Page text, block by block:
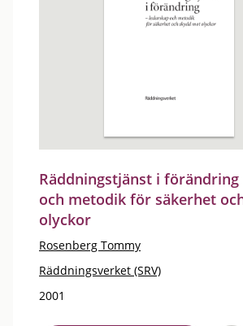
Räddningstjänst i förändring
och metodik för säkerhet
olyckor
Rosenberg Tommy
Räddningsverket (SRV)
2001